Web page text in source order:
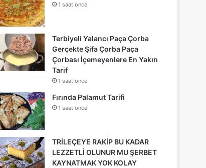
1 saat önce
Terbiyeli Yalancı Paça Çorba
Gerçekte Şifa Çorba Paça
Çorbası İçemeyenlere En Yakın
Tarif
1 saat önce
Fırında Palamut Tarifi
1 saat önce
TRİLEÇEYE RAKİP BU KADAR
LEZZETLİ OLUNUR MU ŞERBET
KAYNATMAK YOK KOLAY